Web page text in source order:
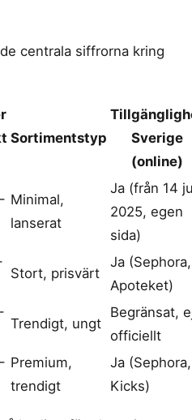
centrala siffrorna kring
Sortimentstyp
Sverige
(online)
Minimal,
lanserat
Ja (från 14
2025, egen
sida)
Stort, prisvärt
Ja (Sephora,
Apoteket)
Trendigt, ungt
Begränsat,
officiellt
Premium,
trendigt
Ja (Sephora,
Kicks)